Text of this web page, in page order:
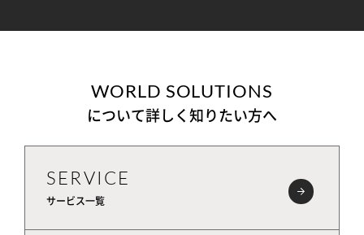
WORLD SOLUTIONS
について詳しく知りたい方へ
SERVICE
サービス一覧